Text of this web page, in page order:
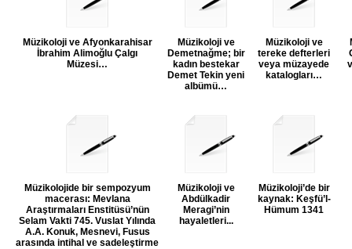
Müzikoloji ve Afyonkarahisar
İbrahim Alimoğlu Çalgı
Müzesi…
Müzikoloji ve
Demetnağme; bir
kadın bestekar
Demet Tekin yeni
albümü…
Müzikoloji ve
tereke defterleri
veya müzayede
katalogları…
Müzikolojide bir sempozyum
macerası: Mevlana
Araştırmaları Enstitüsü’nün
Selam Vakti 745. Vuslat Yılında
A.A. Konuk, Mesnevi, Fusus
arasında intihal ve sadeleştirme
Müzikoloji ve
Abdülkadir
Meragi’nin
hayaletleri...
Müzikoloji’de bir
kaynak: Keşfü’l-
Hümum 1341